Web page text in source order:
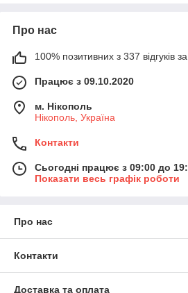
Про нас
100% позитивних з 337 відгуків за
Працює з 09.10.2020
м. Нікополь
Нікополь, Україна
Контакти
Сьогодні працює з 09:00 до
Показати весь графік роботи
Про нас
Контакти
Доставка та оплата